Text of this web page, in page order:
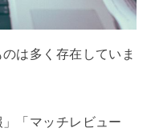
は多く存在していま
「マッチレビュー